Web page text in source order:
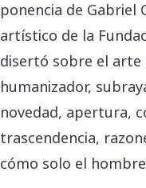
ponencia de Gabriel
artístico de la
disertó sobre el
humanizador,
novedad, apertura,
trascendencia,
cómo solo el